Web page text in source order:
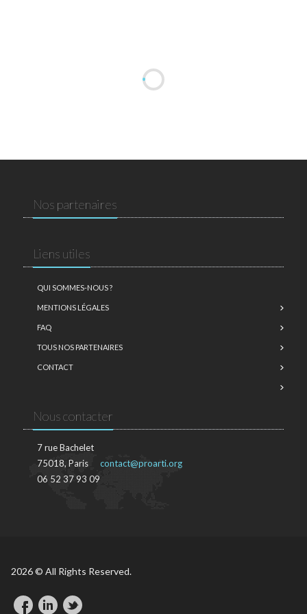
Nos partenaires
Liens utiles
QUI SOMMES-NOUS ?
MENTIONS LÉGALES
FAQ
TOUS NOS PARTENAIRES
CONTACT
Nous contacter
7 rue Bachelet
75018, Paris
06 52 37 93 09
contact@proarti.org
2026 © All Rights Reserved.